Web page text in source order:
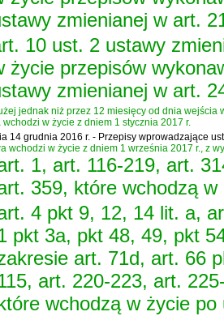
zmienianej w art.
10 ust. 2 ustawy
życie przepisów
zmienianej w art.
jednak niż przez 12 miesięcy od dnia wejścia
wchodzi w życie z dniem 1 stycznia 2017 r.
14 grudnia 2016 r. - Przepisy wprowadzające
wchodzi w życie z dniem 1 września 2017 r., z
1, art. 116-219, art.
359, które wchodzą w
4 pkt 9, 12, 14 lit. a,
pkt 3a, pkt 48, 49, pkt
art. 71d, art. 66
art. 220-223, art.
wchodzą w życie po